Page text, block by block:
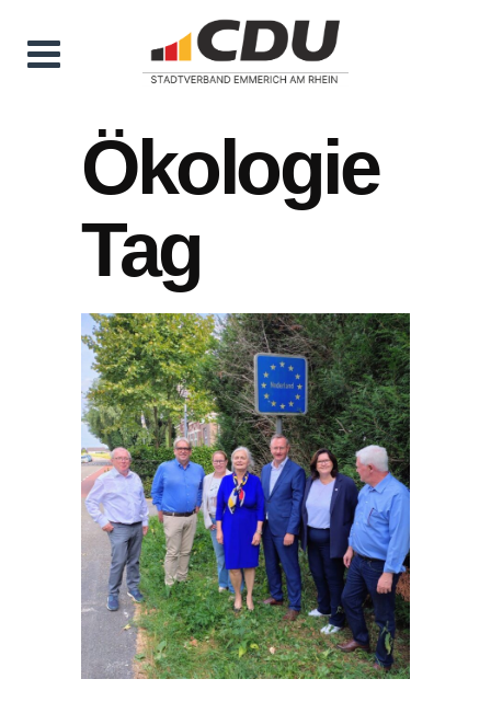
Ökologie
Tag